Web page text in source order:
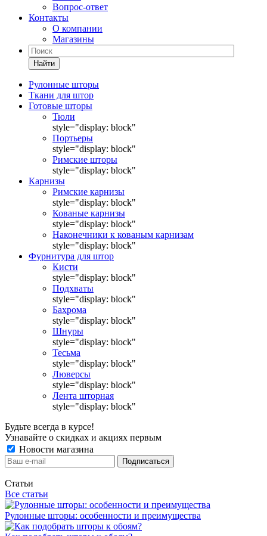
Вопрос-ответ
Контакты
О компании
Магазины
Найти
Рулонные шторы
Ткани для штор
Готовые шторы
Тюли
style="display: block"
Портьеры
style="display: block"
Римские шторы
style="display: block"
Карнизы
Римские карнизы
style="display: block"
Кованые карнизы
style="display: block"
Наконечники к кованым карнизам
style="display: block"
Фурнитура для штор
Кисти
style="display: block"
Подхваты
style="display: block"
Бахрома
style="display: block"
Шнуры
style="display: block"
Тесьма
style="display: block"
Люверсы
style="display: block"
Лента шторная
style="display: block"
Будьте всегда в курсе!
Узнавайте о скидках и акциях первым
Новости магазина
Статьи
Все статьи
Рулонные шторы: особенности и преимущества